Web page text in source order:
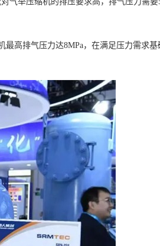
高排气压力达8MPa，在满足压力需求